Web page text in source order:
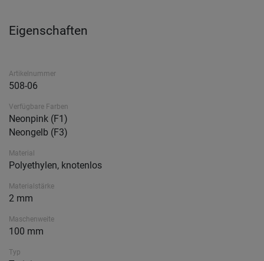
Eigenschaften
Artikelnummer
508-06
Verfügbare Farben
Neonpink (F1)
Neongelb (F3)
Material
Polyethylen, knotenlos
Materialstärke
2 mm
Maschenweite
100 mm
Typ